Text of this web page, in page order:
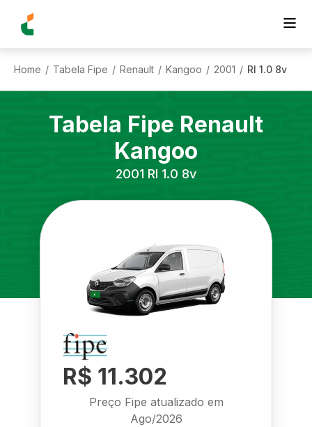
Home / Tabela Fipe / Renault / Kangoo / 2001 / Rl 1.0 8v
Tabela Fipe Renault
Kangoo
2001 Rl 1.0 8v
R$ 11.302
Preço Fipe atualizado em
Ago/2026